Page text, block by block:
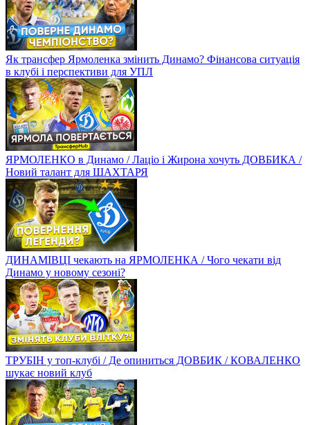
Як трансфер Ярмоленка змінить Динамо? Фінансова ситуація
в клубі і перспективи для УПЛ
ЯРМОЛЕНКО в Динамо / Лаціо і Жирона хочуть ДОВБИКА /
Новий талант для ШАХТАРЯ
ДИНАМІВЦІ чекають на ЯРМОЛЕНКА / Чого чекати від
Динамо у новому сезоні?
ТРУБІН у топ-клубі / Де опиниться ДОВБИК / КОВАЛЕНКО
шукає новий клуб